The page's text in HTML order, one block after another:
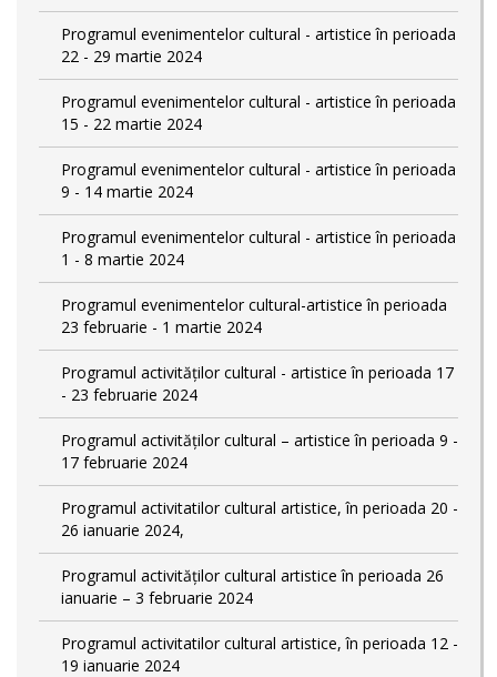
Programul evenimentelor cultural - artistice în perioada
22 - 29 martie 2024
Programul evenimentelor cultural - artistice în perioada
15 - 22 martie 2024
Programul evenimentelor cultural - artistice în perioada
9 - 14 martie 2024
Programul evenimentelor cultural - artistice în perioada
1 - 8 martie 2024
Programul evenimentelor cultural-artistice în perioada
23 februarie - 1 martie 2024
Programul activităților cultural - artistice în perioada 17
- 23 februarie 2024
Programul activităților cultural – artistice în perioada 9 -
17 februarie 2024
Programul activitatilor cultural artistice, în perioada 20 -
26 ianuarie 2024,
Programul activităților cultural artistice în perioada 26
ianuarie – 3 februarie 2024
Programul activitatilor cultural artistice, în perioada 12 -
19 ianuarie 2024